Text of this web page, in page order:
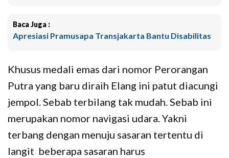
Baca Juga :
Apresiasi Pramusapa Transjakarta Bantu Disabilitas
Khusus medali emas dari nomor Perorangan
Putra yang baru diraih Elang ini patut diacungi
jempol. Sebab terbilang tak mudah. Sebab ini
merupakan nomor navigasi udara. Yakni
terbang dengan menuju sasaran tertentu di
langit beberapa sasaran harus